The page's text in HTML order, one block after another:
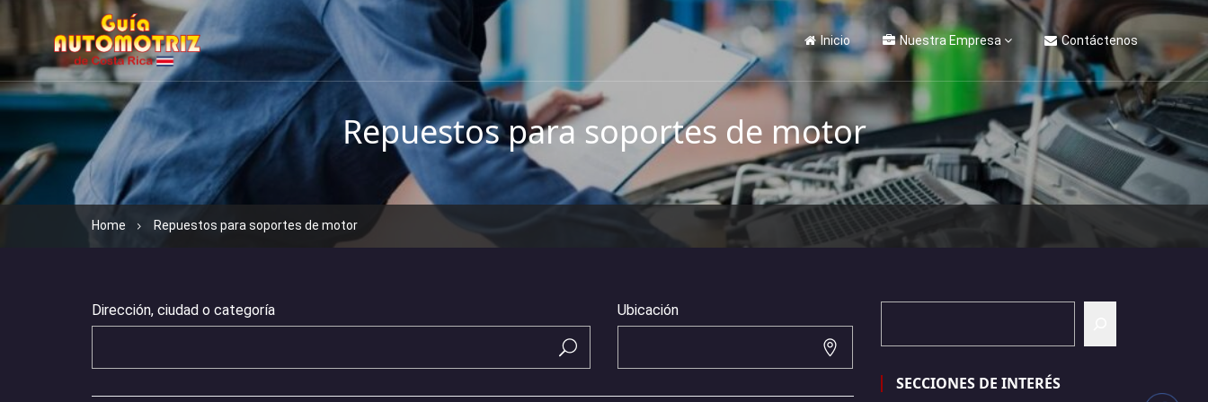
Inicio Nuestra Empresa Contáctenos
Repuestos para soportes de motor
Home Repuestos para soportes de motor
Dirección, ciudad o categoría Ubicación
SECCIONES DE INTERÉS